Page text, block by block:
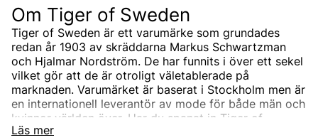
Läs mer
Om Tiger of Sweden
Tiger of Sweden är ett varumärke som grundades
redan år 1903 av skräddarna Markus Schwartzman
och Hjalmar Nordström. De har funnits i över ett sekel
vilket gör att de är otroligt väletablerade på
marknaden. Varumärket är baserat i Stockholm men är
en internationell leverantör av mode för både män och
kvinnor världen över. Har du spanat in Tiger of
Swedens sortiment än? Vi erbjuder Tiger of Swedens